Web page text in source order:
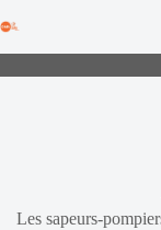
au
Les sapeurs-